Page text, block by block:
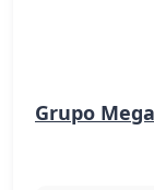
Grupo